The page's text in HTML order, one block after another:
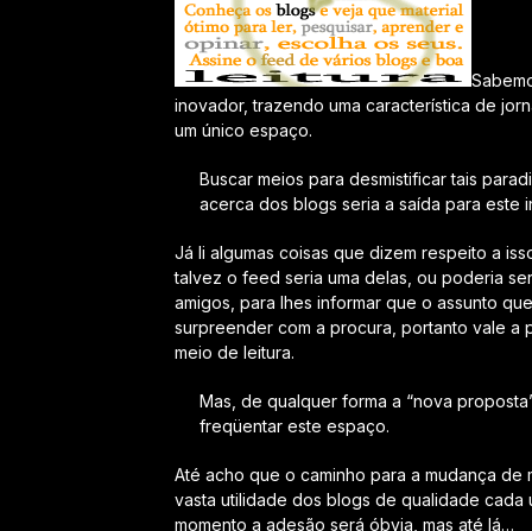
inovador, trazendo uma característica de
um único espaço.
Buscar meios para desmistificar tais
acerca dos blogs seria a saída para este
Já li algumas coisas que dizem respeito a
talvez o feed seria uma delas, ou poderia
amigos, para lhes informar que o assunto
surpreender com a procura, portanto vale a
meio de leitura.
Mas, de qualquer forma a “nova
freqüentar este espaço.
Até acho que o caminho para a mudança
vasta utilidade dos blogs de qualidade
momento a adesão será óbvia, mas até lá…